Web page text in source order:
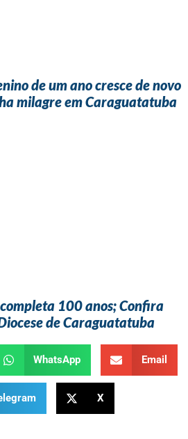
de um ano cresce de novo
milagre em Caraguatatuba
100 anos; Confira
de Caraguatatuba
WhatsApp Email
X